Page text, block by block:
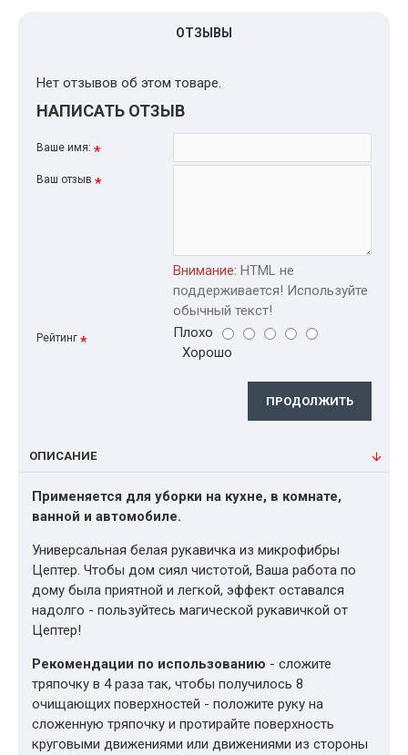
ОТЗЫВЫ
Нет отзывов об этом товаре.
НАПИСАТЬ ОТЗЫВ
Ваше имя:
Ваш отзыв
Внимание: HTML не
поддерживается! Используйте
обычный текст!
Рейтинг
Плохо
Хорошо
ПРОДОЛЖИТЬ
ОПИСАНИЕ
Применяется для уборки на кухне, в комнате,
ванной и автомобиле.
Универсальная белая рукавичка из микрофибры
Цептер. Чтобы дом сиял чистотой, Ваша работа по
дому была приятной и легкой, эффект оставался
надолго - пользуйтесь магической рукавичкой от
Цептер!
Рекомендации по использованию - сложите
тряпочку в 4 раза так, чтобы получилось 8
очищающих поверхностей - положите руку на
сложенную тряпочку и протирайте поверхность
круговыми движениями или движениями из стороны